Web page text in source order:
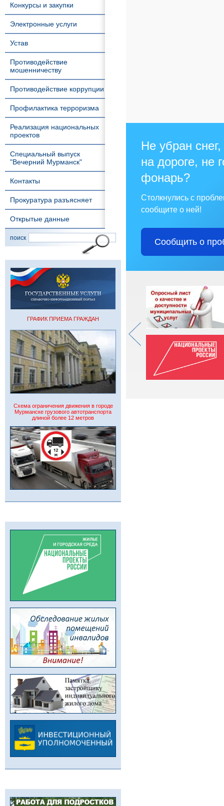
Конкурсы и закупки
Электронные услуги
Устав
Противодействие
мошенничеству
Противодействие коррупции
Профилактика терроризма
Реализация национальных
проектов
Специальный выпуск
"Вечерний Мурманск"
Контакты
Прокуратура разъясняет
Открытые данные
поиск
ГРАФИК ПРИЕМА ГРАЖДАН
Схема ограничения движения в городе
Мурманске грузового автотранспорта
длиной более 12 метров
Не убран
на дороге, не
фонарь?
Столкнулись с
сообщите о ней!
Сообщить о